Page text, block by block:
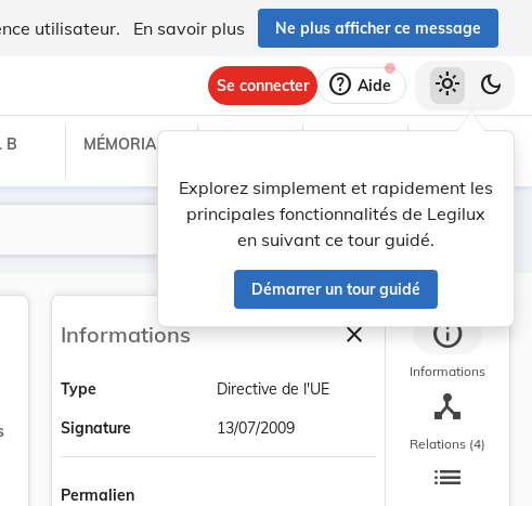
utilisateur. En savoir plus Ne plus afficher ce message
Se connecter help Aide
Explorez simplement et rapidement les
principales fonctionnalités de Legilux
en suivant ce tour guidé.
Démarrer un tour guidé
light_mode dark_mode
B MÉMORIAL C
Lancer la recherche
Filtres
Informations closeFermer la barre
Type
Directive de l'UE
Signature
13/07/2009
Permalien
info
Informations
device_hub
Relations (4)
list